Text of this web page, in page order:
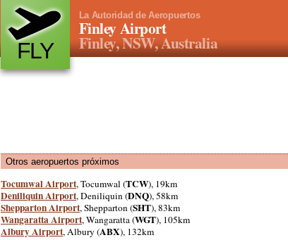
FLY
La Autoridad de Aeropuertos
Finley Airport
Finley, NSW, Australia
Otros aeropuertos próximos
Tocumwal Airport, Tocumwal (TCW), 19km
Deniliquin Airport, Deniliquin (DNQ), 58km
Shepparton Airport, Shepparton (SHT), 83km
Wangaratta Airport, Wangaratta (WGT), 105km
Albury Airport, Albury (ABX), 132km